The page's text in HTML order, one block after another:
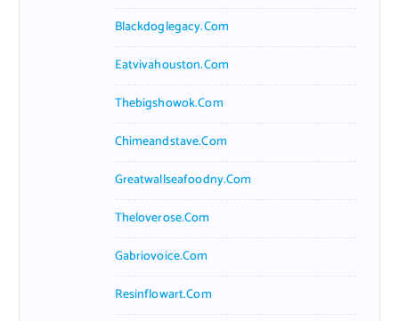
Blackdoglegacy.com
Eatvivahouston.com
Thebigshowok.com
Chimeandstave.com
Greatwallseafoodny.com
Theloverose.com
Gabriovoice.com
Resinflowart.com